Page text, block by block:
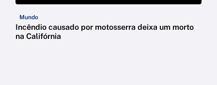
Mundo
Incêndio causado por motosserra deixa um morto
na Califórnia